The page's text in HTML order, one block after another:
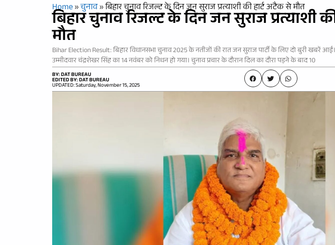
Home»चुनाव»बिहार चुनाव रिजल्ट के दिन जन सुराज प्रत्याशी की हार्ट अटैक से मौत
बिहार चुनाव रिजल्ट के दिन जन सुराज प्रत्याशी
मौत
Bihar Election Result: बिहार विधानसभा चुनाव 2025 के नतीजों की रात जन सुराज पार्टी के लिए दो बुरी खबरें आईं।
उम्मीदवार चंद्रशेखर सिंह का 14 नवंबर को निधन हो गया। चुनाव प्रचार के दौरान दिल का दौरा पड़ने के बाद 10
BY: DAT BUREAU
EDITED BY: DAT BUREAU
UPDATED: Saturday, November 15, 2025